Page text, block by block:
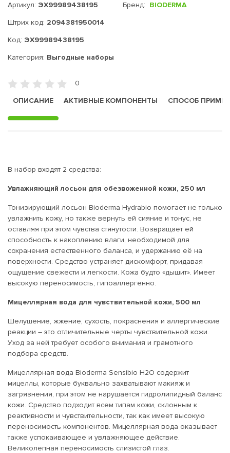
Артикул: ЭХ99989438195
Штрих код: 2094381950014
Код: ЭХ99989438195
Бренд: BIODERMA
Категория: Выгодные наборы
0
ОПИСАНИЕ
АКТИВНЫЕ КОМПОНЕНТЫ СПОСОБ
В набор входят 2 средства:
Увлажняющий лосьон для обезвоженной кожи, 250 мл
Тонизирующий лосьон Bioderma Hydrabio помогает не только
увлажнить кожу, но также вернуть ей сияние и тонус, не
оставляя при этом чувства стянутости. Возвращает ей
способность к накоплению влаги, необходимой для
сохранения естественного баланса, и удержанию её на
поверхности. Средство устраняет дискомфорт, придавая
ощущение свежести и легкости. Кожа будто «дышит». Имеет
высокую переносимость, гипоаллергенно.
Мицеллярная вода для чувствительной кожи, 500 мл
Шелушение, жжение, сухость, покраснения и аллергические
реакции – это отличительные черты чувствительной кожи.
Уход за ней требует особого внимания и грамотного
подбора средств.
Мицеллярная вода Bioderma Sensibio Н2О содержит
мицеллы, которые буквально захватывают макияж и
загрязнения, при этом не нарушается гидролипидный баланс
кожи. Средство подходит всем типам кожи, склонным к
реактивности и чувствительности, так как имеет высокую
переносимость компонентов. Мицеллярная вода оказывает
также успокаивающее и увлажняющее действие.
Великолепная переносимость слизистой глаз.